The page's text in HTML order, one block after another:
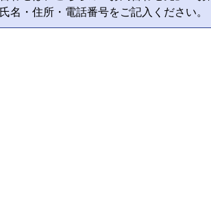
名・住所・電話番号をご記入ください。